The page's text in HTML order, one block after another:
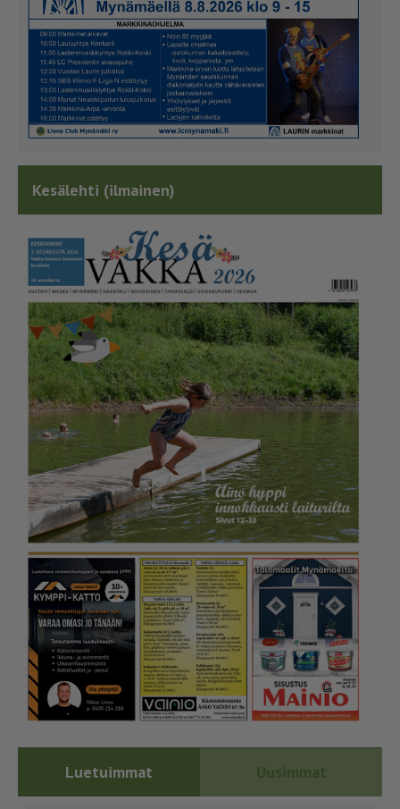
Kesälehti (ilmainen)
Luetuimmat Uusimmat